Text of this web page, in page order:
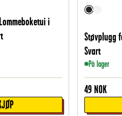
i
Støvplugg
Svart
På lager
49 NOK